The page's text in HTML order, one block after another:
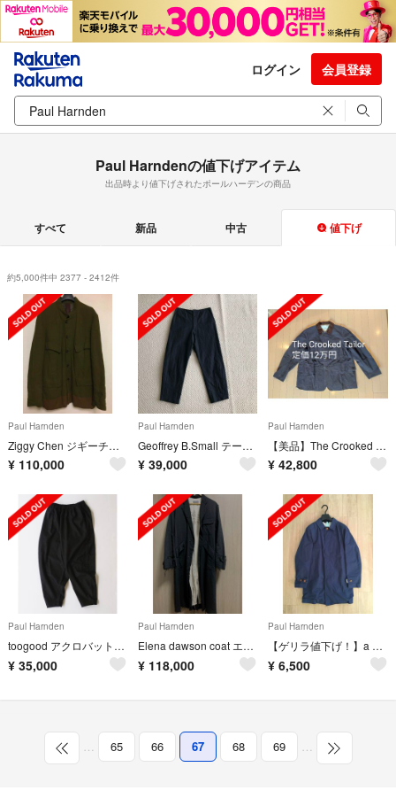
ログイン 会員登録
Paul Harndenの値下げアイテム
出品時より値下げされたポールハーデンの商品
すべて 新品 中古 値下げ
約5,000件中 2377 - 2412件
Paul Harnden
Ziggy Chen ジギーチェン ジャケット
¥ 110,000
Paul Harnden
Geoffrey B.Small テーパードパンツ 44
¥ 39,000
Paul Harnden
【美品】The Crooked Tailor ハンティングコート 48
¥ 42,800
Paul Harnden
toogood アクロバットトラウザー ウールカシミヤ サイズ6
¥ 35,000
Paul Harnden
Elena dawson coat エレナドーソン
¥ 118,000
Paul Harnden
【ゲリラ値下げ！】a vontade コート マックコート 美品
¥ 6,500
… 65 66 67 68 69 …